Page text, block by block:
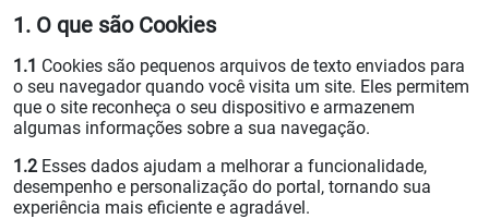
1. O que são Cookies
1.1 Cookies são pequenos arquivos de texto enviados para
o seu navegador quando você visita um site. Eles permitem
que o site reconheça o seu dispositivo e armazenem
algumas informações sobre a sua navegação.
1.2 Esses dados ajudam a melhorar a funcionalidade,
desempenho e personalização do portal, tornando sua
experiência mais eficiente e agradável.